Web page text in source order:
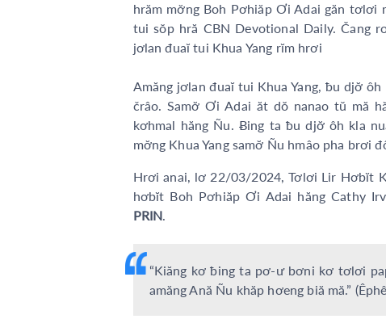
hrăm mơ̆ng Boh Pơhiăp Ơi Adai găn
tui sŏp hră CBN Devotional Daily. Čang
jơlan đuaĭ tui Khua Yang rĭm hrơi
Amăng jơlan đuaĭ tui Khua Yang, ƀu djơ̆
črâo. Samơ̆ Ơi Adai ăt dŏ nanao tŭ mă
kơhmal hăng Ñu. Ƀing ta ƀu djơ̆ ôh kla
mơ̆ng Khua Yang samơ̆ Ñu hmâo pha brơi
Hrơi anai, lơ 22/03/2024, Tơlơi Lir Hơbĭt
hơbĭt Boh Pơhiăp Ơi Adai hăng Cathy
PRIN.
“Kiăng kơ ƀing ta pơ-ư bơni kơ tơlơi
amăng Ană Ñu khăp hơeng biă mă.”